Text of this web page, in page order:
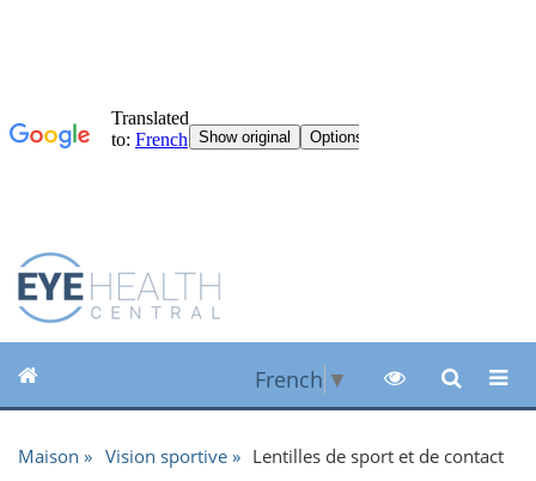
French ▼
Maison Vision sportive Lentilles de sport et de contact